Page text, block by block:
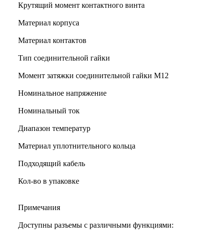
Крутящий момент контактного винта
Материал корпуса
Материал контактов
Тип соединительной гайки
Момент затяжки соединительной гайки M12
Номинальное напряжение
Номинальный ток
Диапазон температур
Материал уплотнительного кольца
Подходящий кабель
Кол-во в упаковке
Примечания
Доступны разъемы с различными функциями: